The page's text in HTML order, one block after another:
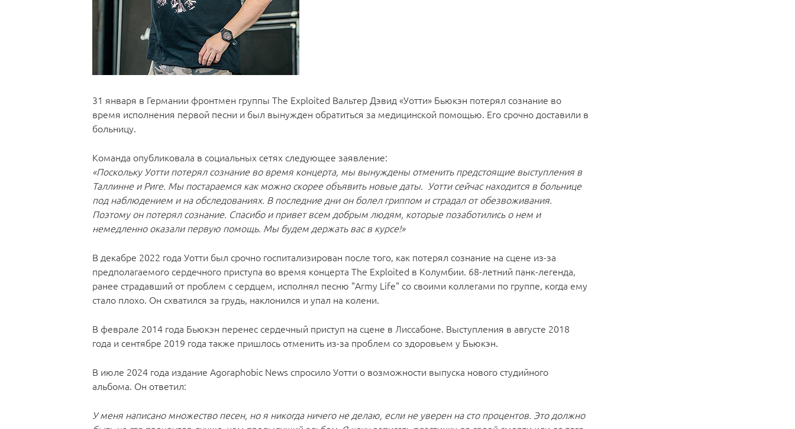
31 января в Германии фронтмен группы The Exploited Вальтер Дэвид «Уотти» Бьюкэн потерял сознание во
время исполнения первой песни и был вынужден обратиться за медицинской помощью. Его срочно доставили в
больницу.
Команда опубликовала в социальных сетях следующее заявление:
«Поскольку Уотти потерял сознание во время концерта, мы вынуждены отменить предстоящие выступления в
Таллинне и Риге. Мы постараемся как можно скорее объявить новые даты. Уотти сейчас находится в больнице
под наблюдением и на обследованиях. В последние дни он болел гриппом и страдал от обезвоживания.
Поэтому он потерял сознание. Спасибо и привет всем добрым людям, которые позаботились о нем и
немедленно оказали первую помощь. Мы будем держать вас в курсе!»
В декабре 2022 года Уотти был срочно госпитализирован после того, как потерял сознание на сцене из-за
предполагаемого сердечного приступа во время концерта The Exploited в Колумбии. 68-летний панк-легенда,
ранее страдавший от проблем с сердцем, исполнял песню "Army Life" со своими коллегами по группе, когда ему
стало плохо. Он схватился за грудь, наклонился и упал на колени.
В феврале 2014 года Бьюкэн перенес сердечный приступ на сцене в Лиссабоне. Выступления в августе 2018
года и сентябре 2019 года также пришлось отменить из-за проблем со здоровьем у Бьюкэн.
В июле 2024 года издание Agoraphobic News спросило Уотти о возможности выпуска нового студийного
альбома. Он ответил:
У меня написано множество песен, но я никогда ничего не делаю, если не уверен на сто процентов. Это должно